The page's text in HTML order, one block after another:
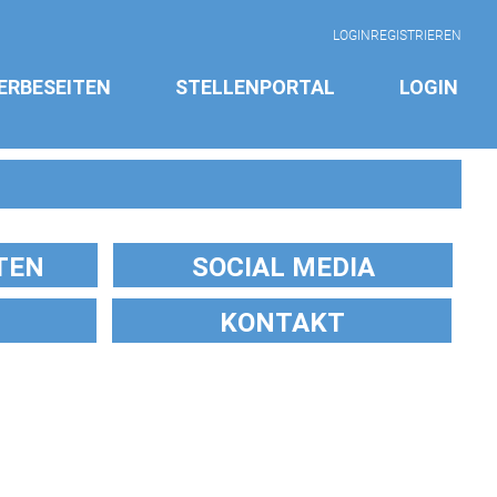
LOGIN REGISTRIEREN
STELLENPORTAL LOGIN
SOCIAL MEDIA
KONTAKT